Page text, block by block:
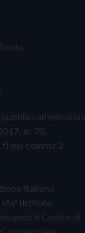
all'editoria
n. 70.
del comma 2
Italiana
IAP (Istituto
il Codice di